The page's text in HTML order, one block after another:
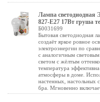
Лампа светодиодная
827-E27 17Вт груша
Б0031699
Бытовая светодиодная
создаёт яркое ровное
электроэнергии по
с аналогичным
светом с жёлтым
температура
атмосферы в доме.
настенных, настольных
бра. Мгновенно